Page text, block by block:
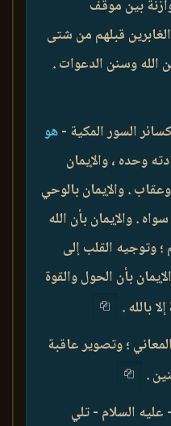
بين موقف
قبلهم من شتى
الله وسنن الدعوات .
السور المكية -هو
وحده ، والإيمان
. والإيمان بالوحي
. والإيمان بأن الله
؛ وتوجيه القلب إلى
بأن الحول والقوة
بالله .
؛ وتصوير عاقبة
.
السلام - تلي